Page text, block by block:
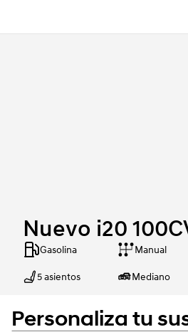
Nuevo i20
Gasolina Manual
5 asientos Mediano
Personaliza tu